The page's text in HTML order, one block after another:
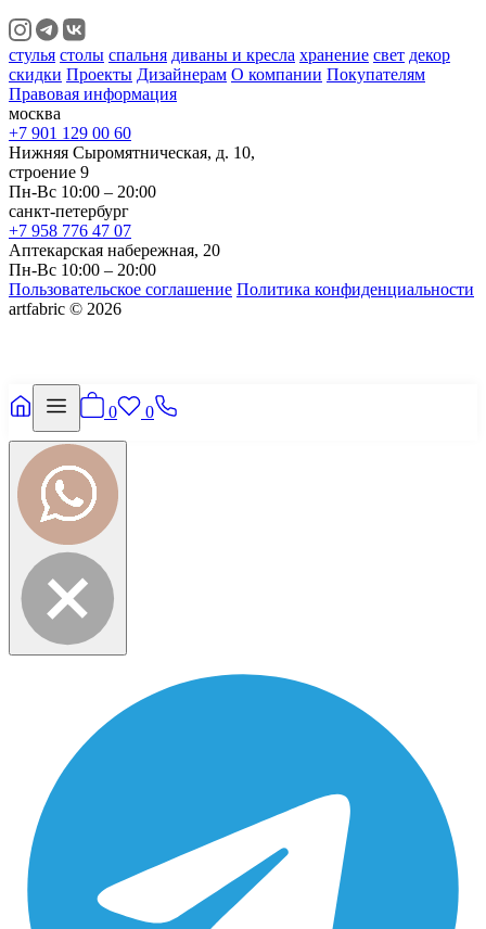
стулья столы спальня диваны и кресла хранение свет декор
скидки Проекты Дизайнерам О компании Покупателям
Правовая информация
москва
+7 901 129 00 60
Нижняя Сыромятническая, д. 10,
строение 9
Пн-Вс 10:00 – 20:00
санкт-петербург
+7 958 776 47 07
Аптекарская набережная, 20
Пн-Вс 10:00 – 20:00
Пользовательское соглашение Политика конфиденциальности
artfabric © 2026
0 0